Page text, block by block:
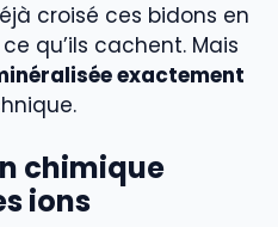
croisé ces bidons en
qu’ils cachent. Mais
exactement
chimique
ions